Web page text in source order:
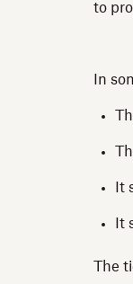
to
In
It
It
The